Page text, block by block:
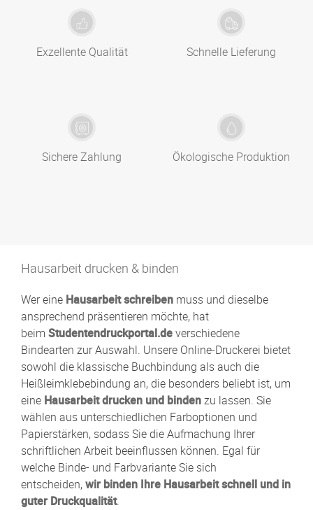
Exzellente Qualität Schnelle Lieferung
Sichere Zahlung Ökologische Produktion
Hausarbeit drucken & binden
Wer eine Hausarbeit schreiben muss und dieselbe
ansprechend präsentieren möchte, hat
beim Studentendruckportal.deverschiedene
Bindearten zur Auswahl. Unsere Online-Druckerei bietet
sowohl die klassische Buchbindung als auch die
Heißleimklebebindung an, die besonders beliebt ist, um
eine Hausarbeit drucken und bindenzu lassen. Sie
wählen aus unterschiedlichen Farboptionen und
Papierstärken, sodass Sie die Aufmachung Ihrer
schriftlichen Arbeit beeinflussen können. Egal für
welche Binde- und Farbvariante Sie sich
entscheiden,wir binden Ihre Hausarbeit schnell und in
guter Druckqualität.